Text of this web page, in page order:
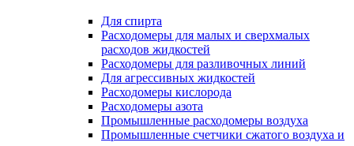
Для спирта
Расходомеры для малых и сверхмалых
расходов жидкостей
Расходомеры для разливочных линий
Для агрессивных жидкостей
Расходомеры кислорода
Расходомеры азота
Промышленные расходомеры воздуха
Промышленные счетчики сжатого воздуха и